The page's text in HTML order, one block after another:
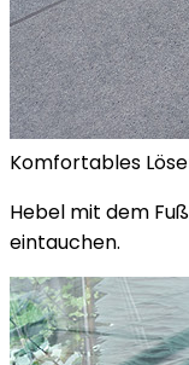
Komfortables
Hebel mit dem
eintauchen.